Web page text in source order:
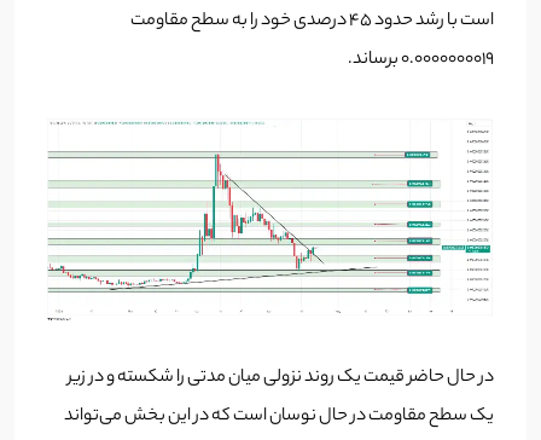
است با رشد حدود 45 درصدی خود را به سطح مقاومت
0.0000000019 برساند.
در حال حاضر قیمت یک روند نزولی میان مدتی را شکسته و در زیر
یک سطح مقاومت در حال نوسان است که در این بخش می‌تواند